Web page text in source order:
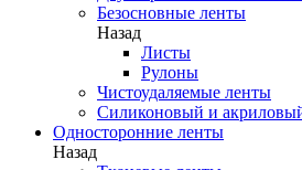
Безосновные ленты
Назад
Листы
Рулоны
Чистоудаляемые ленты
Силиконовый и
Односторонние ленты
Назад